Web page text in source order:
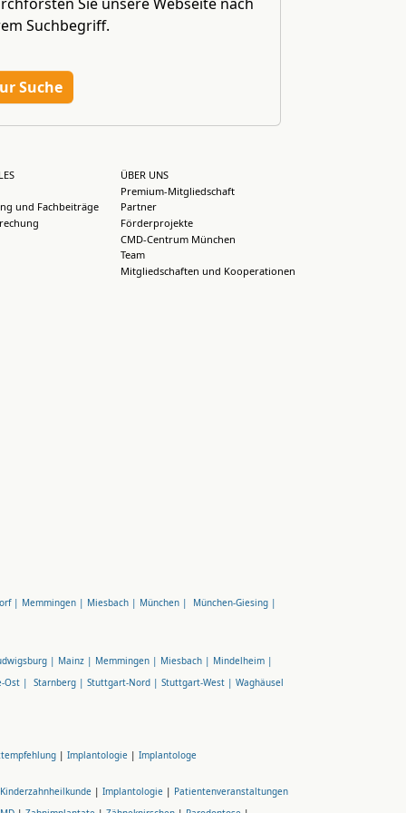
Suchbegriff.
Suche
und Fachbeiträge
ÜBER UNS
Premium-Mitgliedschaft
Partner
Förderprojekte
CMD-Centrum München
Team
Mitgliedschaften und Kooperationen
| Memmingen | Miesbach | München | München-Giesing |
| Mainz | Memmingen | Miesbach | Mindelheim |
Ost | Starnberg | Stuttgart-Nord | Stuttgart-West | Waghäusel
| Implantologie | Implantologe
Kinderzahnheilkunde | Implantologie | Patientenveranstaltungen